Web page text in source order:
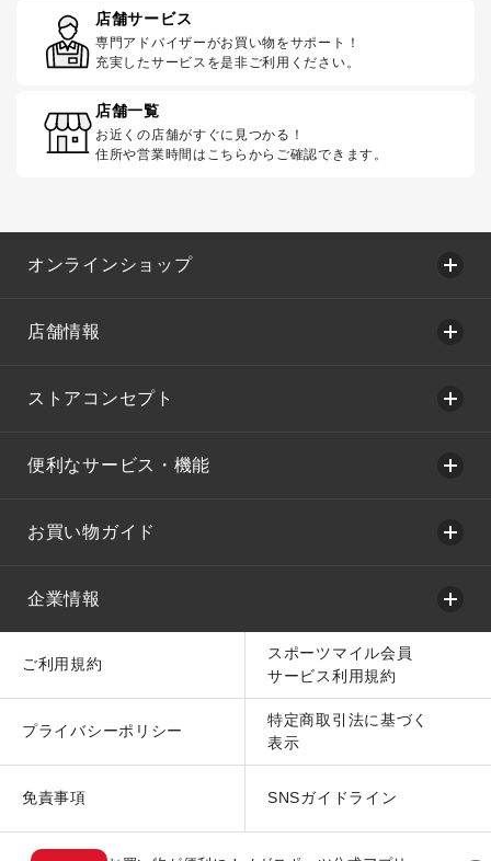
店舗サービス
専門アドバイザーがお買い物をサポート！
充実したサービスを是非ご利用ください。
店舗一覧
お近くの店舗がすぐに見つかる！
住所や営業時間はこちらからご確認できます。
オンラインショップ
店舗情報
ストアコンセプト
便利なサービス・機能
お買い物ガイド
企業情報
ご利用規約
スポーツマイル会員
サービス利用規約
プライバシーポリシー
特定商取引法に基づく
表示
免責事項 SNSガイドライン